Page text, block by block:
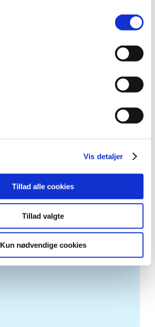
Vis detaljer
Tillad alle cookies
Tillad valgte
Kun nødvendige cookies